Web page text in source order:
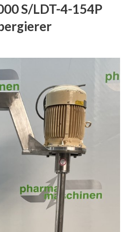
S/LDT-4-154P